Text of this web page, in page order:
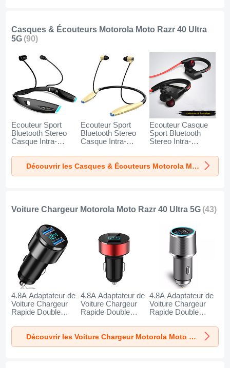
Casques & Écouteurs Motorola Moto Razr 40 Ultra
5G (90)
Ecouteur Sport
Bluetooth Stereo
Casque Intra-
Oreillette H52 pour
Motorola Moto
Razr 40 Ultra 5G
Ecouteur Sport
Bluetooth Stereo
Casque Intra-
Oreillette H51 pour
Motorola Moto
Razr 40 Ultra 5G
Ecouteur Casque
Sport Bluetooth
Stereo Intra-
Oreillette H53 pour
Motorola Moto
Razr 40 Ultra 5G
Découvrir les Casques & Écouteurs Motorola Moto Razr 40 Ultra 5G
Voiture Chargeur Motorola Moto Razr 40 Ultra 5G (43)
4.8A Adaptateur de
Voiture Chargeur
Rapide Double
K10 pour Motorola
Moto Razr 40 Ultra
5G Noir
4.8A Adaptateur de
Voiture Chargeur
Rapide Double
K07 pour Motorola
Moto Razr 40 Ultra
5G Rouge
4.8A Adaptateur de
Voiture Chargeur
Rapide Double
K08 pour Motorola
Moto Razr 40 Ultra
5G Argent
Découvrir les Voiture Chargeur Motorola Moto Razr 40 Ultra 5G